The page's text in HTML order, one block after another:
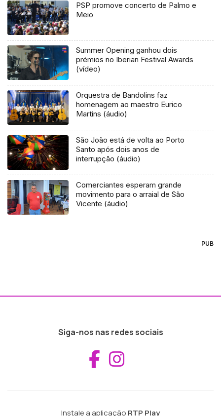
PSP promove concerto de Palmo e
Meio
Summer Opening ganhou dois
prémios no Iberian Festival Awards
(vídeo)
Orquestra de Bandolins faz
homenagem ao maestro Eurico
Martins (áudio)
São João está de volta ao Porto
Santo após dois anos de
interrupção (áudio)
Comerciantes esperam grande
movimento para o arraial de São
Vicente (áudio)
PUB
Siga-nos nas redes sociais
Aceder ao
Instale a aplicação RTP Play